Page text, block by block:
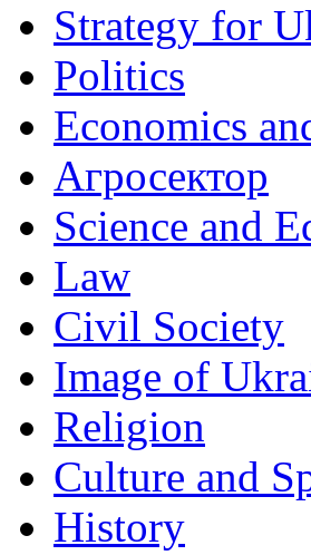
Strategy for
Politics
Economics
Агросектор
Science and
Law
Civil Society
Image of
Religion
Culture and
History